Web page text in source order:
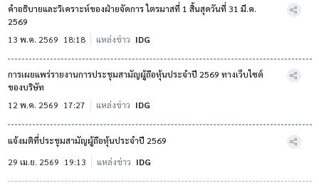
คำอธิบายและวิเคราะห์ของฝ่ายจัดการ ไตรมาสที่ 1 สิ้นสุดวันที่ 31 มี.ค.
2569
13 พ.ค. 2569 18:18 แหล่งข่าว IDG
การเผยแพร่รายงานการประชุมสามัญผู้ถือหุ้นประจำปี 2569 ทางเว็บไซต์
ของบริษัท
12 พ.ค. 2569 17:27 แหล่งข่าว IDG
แจ้งมติที่ประชุมสามัญผู้ถือหุ้นประจำปี 2569
29 เม.ย. 2569 19:13 แหล่งข่าว IDG